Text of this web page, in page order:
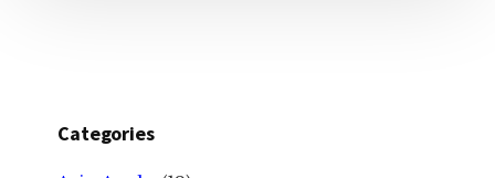
Categories